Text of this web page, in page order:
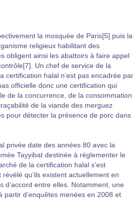
la mosquée de Paris[5] puis la
religieux habilitant des
obligent ainsi les abattoirs à faire appel
Un chef de service de la
certification halal n’est pas encadrée par
officielle donc une certification qui
de la concurrence, de la consommation
de la viande des merguez
pour détecter la présence de porc dans
privée date des années 80 avec la
Tayyibat destinée à réglementer le
de la certification halal s’est
qu’ils existent actuellement en
entre elles. Notamment, une
d’enquêtes menées en 2008 et